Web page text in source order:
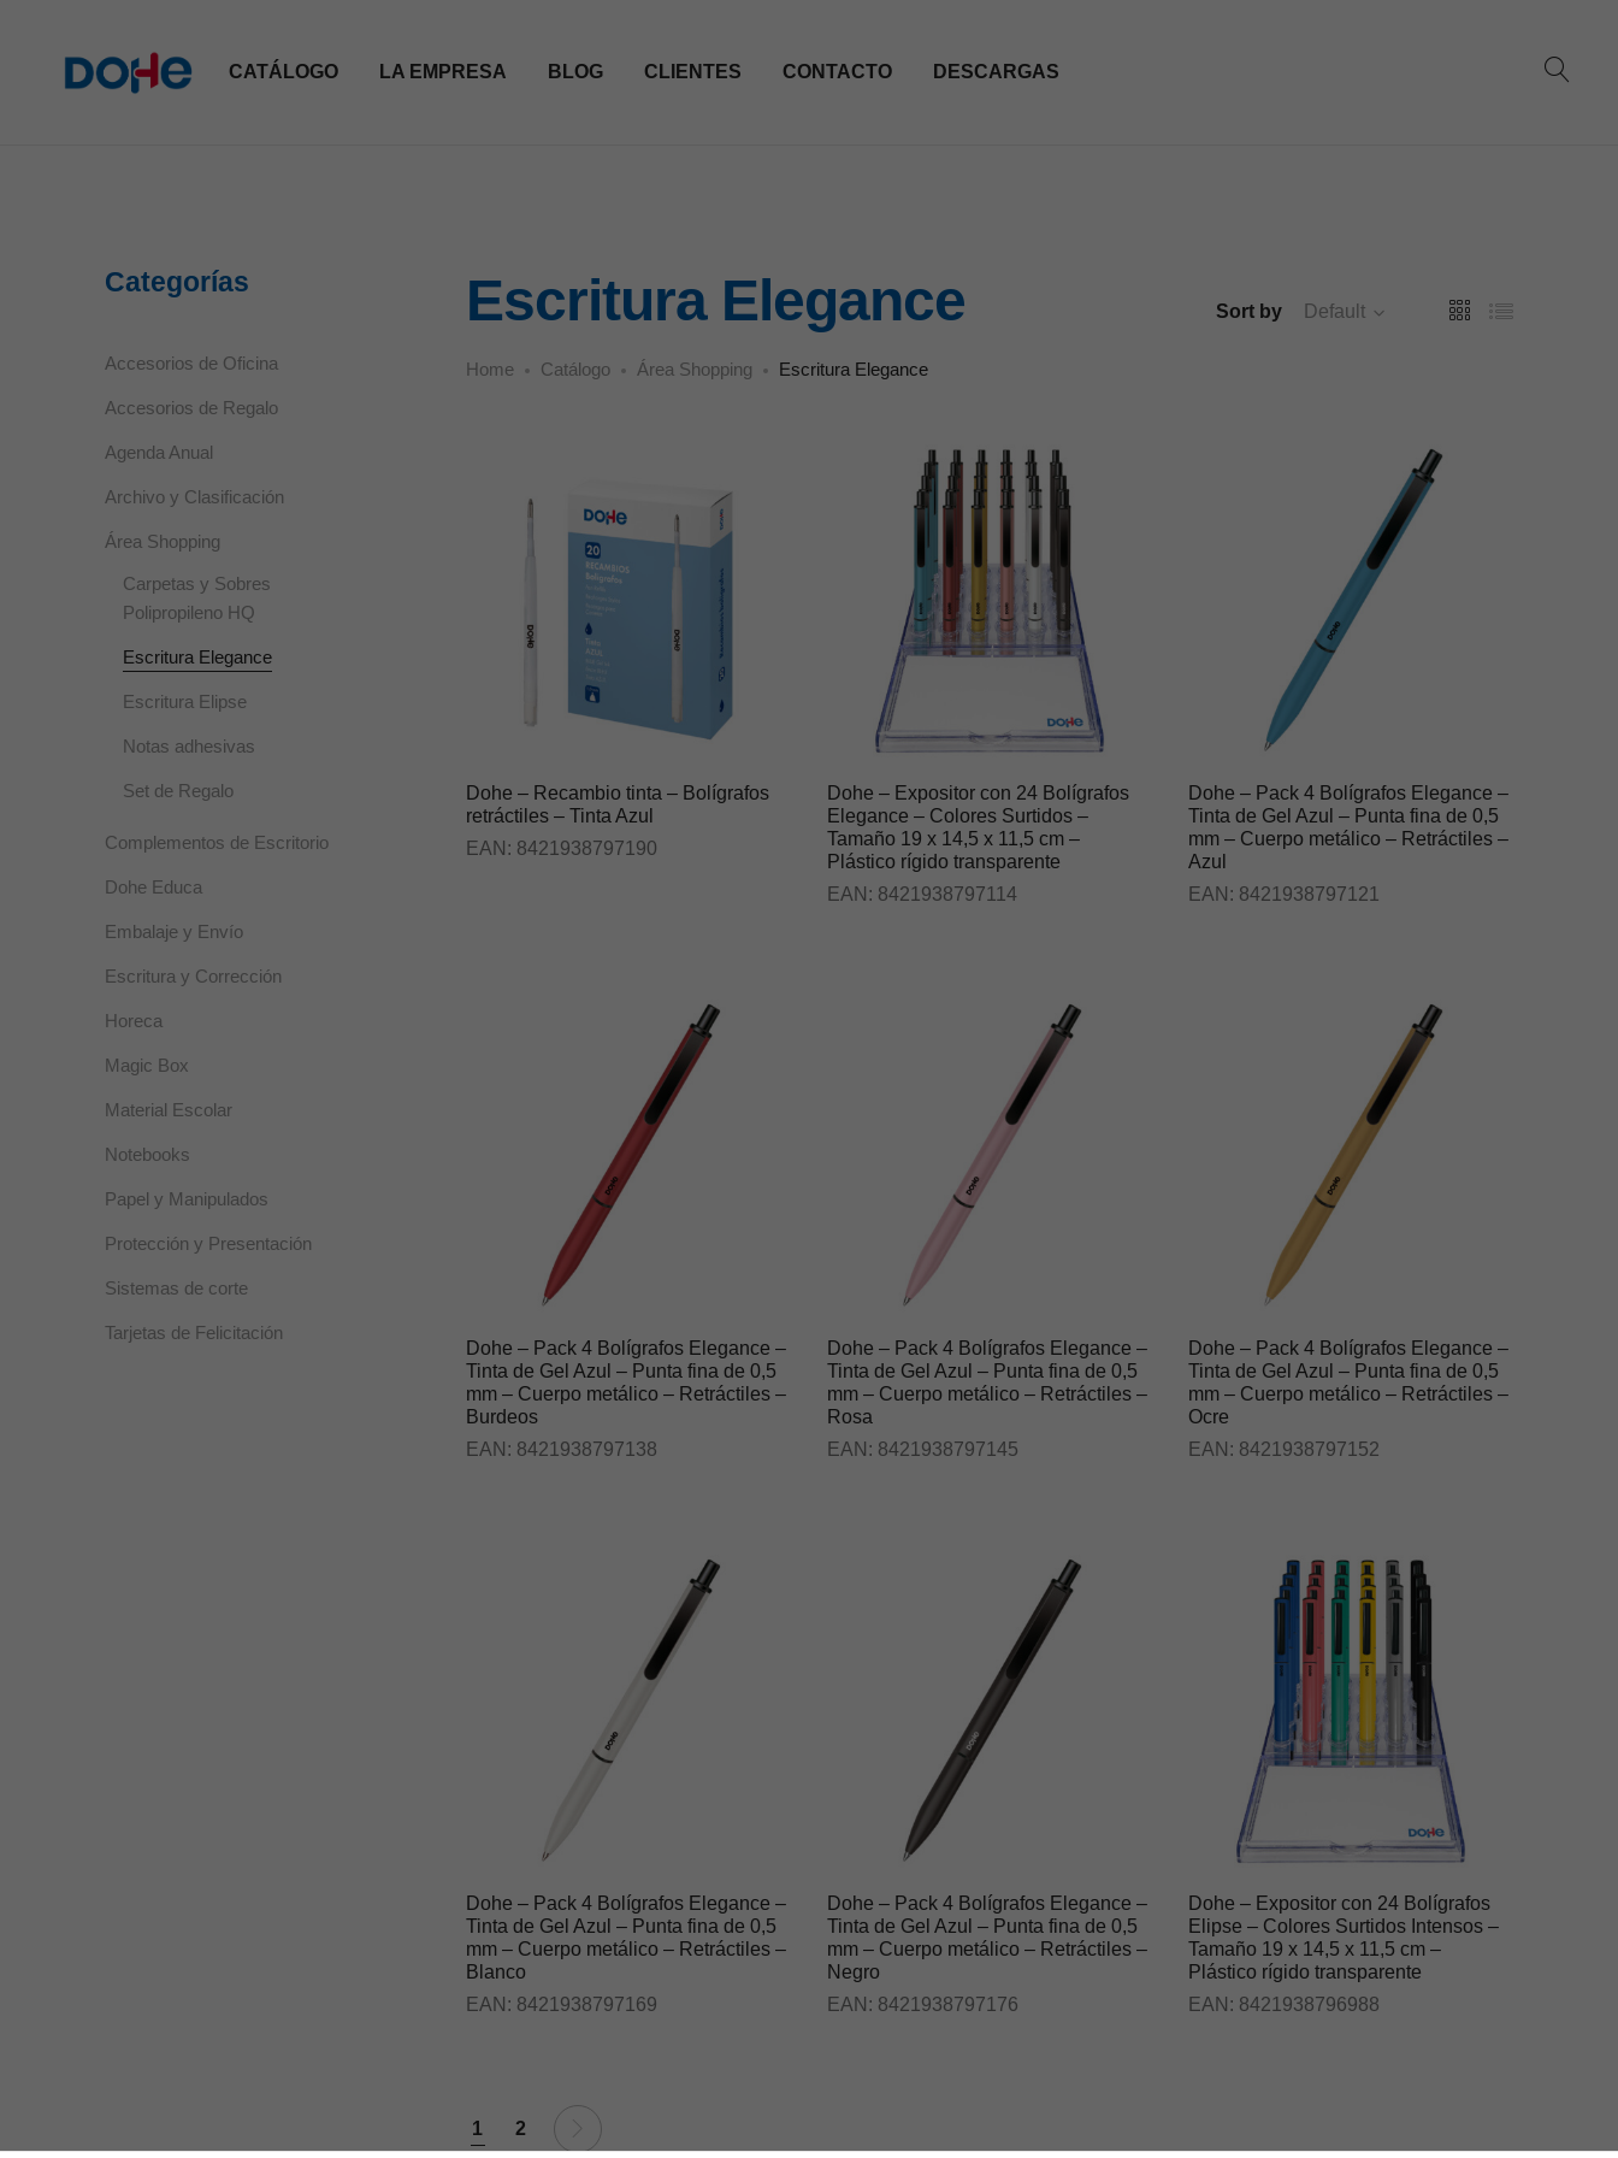
CATÁLOGO LA EMPRESA BLOG CLIENTES CONTACTO DESCARGAS
Escritura Elegance
Home Catálogo Área Shopping Escritura Elegance
Sort by Default
Dohe – Recambio tinta – Bolígrafos
retráctiles – Tinta Azul
EAN: 8421938797190
Dohe – Expositor con 24 Bolígrafos
Elegance – Colores Surtidos –
Tamaño 19 x 14,5 x 11,5 cm –
Plástico rígido transparente
EAN: 8421938797114
Dohe – Pack 4 Bolígrafos Elegance –
Tinta de Gel Azul – Punta fina de 0,5
mm – Cuerpo metálico – Retráctiles –
Azul
EAN: 8421938797121
Dohe – Pack 4 Bolígrafos Elegance –
Tinta de Gel Azul – Punta fina de 0,5
mm – Cuerpo metálico – Retráctiles –
Burdeos
EAN: 8421938797138
Dohe – Pack 4 Bolígrafos Elegance –
Tinta de Gel Azul – Punta fina de 0,5
mm – Cuerpo metálico – Retráctiles –
Rosa
EAN: 8421938797145
Dohe – Pack 4 Bolígrafos Elegance –
Tinta de Gel Azul – Punta fina de 0,5
mm – Cuerpo metálico – Retráctiles –
Ocre
EAN: 8421938797152
Dohe – Pack 4 Bolígrafos Elegance –
Tinta de Gel Azul – Punta fina de 0,5
mm – Cuerpo metálico – Retráctiles –
Blanco
EAN: 8421938797169
Dohe – Pack 4 Bolígrafos Elegance –
Tinta de Gel Azul – Punta fina de 0,5
mm – Cuerpo metálico – Retráctiles –
Negro
EAN: 8421938797176
Dohe – Expositor con 24 Bolígrafos
Elipse – Colores Surtidos Intensos –
Tamaño 19 x 14,5 x 11,5 cm –
Plástico rígido transparente
EAN: 8421938796988
1 2
Categorías
Accesorios de Oficina
Accesorios de Regalo
Agenda Anual
Archivo y Clasificación
Área Shopping
Carpetas y Sobres
Polipropileno HQ
Escritura Elegance
Escritura Elipse
Notas adhesivas
Set de Regalo
Complementos de Escritorio
Dohe Educa
Embalaje y Envío
Escritura y Corrección
Horeca
Magic Box
Material Escolar
Notebooks
Papel y Manipulados
Protección y Presentación
Sistemas de corte
Tarjetas de Felicitación